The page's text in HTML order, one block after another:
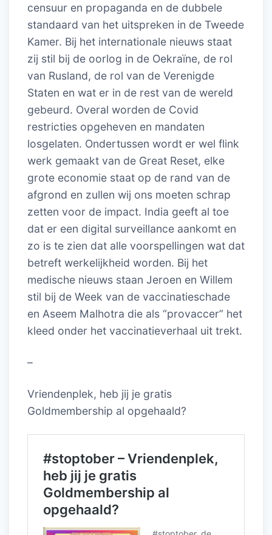
censuur en propaganda en de dubbele
standaard van het uitspreken in de Tweede
Kamer. Bij het internationale nieuws staat
zij stil bij de oorlog in de Oekraïne, de rol
van Rusland, de rol van de Verenigde
Staten en wat er in de rest van de wereld
gebeurd. Overal worden de Covid
restricties opgeheven en mandaten
losgelaten. Ondertussen wordt er wel flink
werk gemaakt van de Great Reset, elke
grote economie staat op de rand van de
afgrond en zullen wij ons moeten schrap
zetten voor de impact. India geeft al toe
dat er een digital surveillance aankomt en
zo is te zien dat alle voorspellingen wat dat
betreft werkelijkheid worden. Bij het
medische nieuws staan Jeroen en Willem
stil bij de Week van de vaccinatieschade
en Aseem Malhotra die als “provaccer” het
kleed onder het vaccinatieverhaal uit trekt.
–
Vriendenplek, heb jij je gratis
Goldmembership al opgehaald?